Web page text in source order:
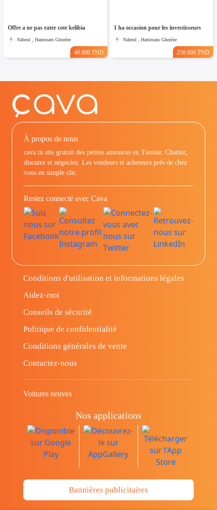
Offre a ne pas rater cote kelibia
Nabeul , Hammam Ghezèze
40.000 TND
1 ha occasion pour les investisseurs
Nabeul , Hammam Ghezèze
250.000 TND
À propos de nous
cava.tn site gratuit des petites annonces en Tunisie: Chattez,
discutez et négociez. Les vendeurs et acheteurs prés de chez
vous en simple clic.
Restez connecté avec Cava
Conditions d'utilisation et informations légales
Aidez-moi
Conseils de sécurité
Politique de confidentialité
Conditions générales de vente
Contactez-nous
Voitures neuves
Nos applications
Bannières publicitaires